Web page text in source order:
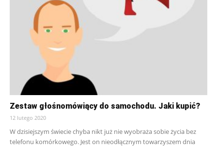
Zestaw głośnomówiący do samochodu. Jaki kupić?
12 lutego 2020
W dzisiejszym świecie chyba nikt już nie wyobraża sobie życia bez
telefonu komórkowego. Jest on nieodłącznym towarzyszem dnia